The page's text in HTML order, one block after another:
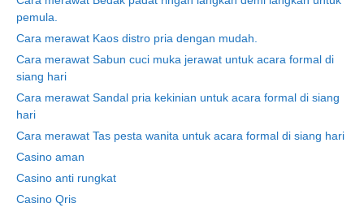
pemula.
Cara merawat Kaos distro pria dengan mudah.
Cara merawat Sabun cuci muka jerawat untuk acara formal di
siang hari
Cara merawat Sandal pria kekinian untuk acara formal di siang
hari
Cara merawat Tas pesta wanita untuk acara formal di siang hari
Casino aman
Casino anti rungkat
Casino Qris